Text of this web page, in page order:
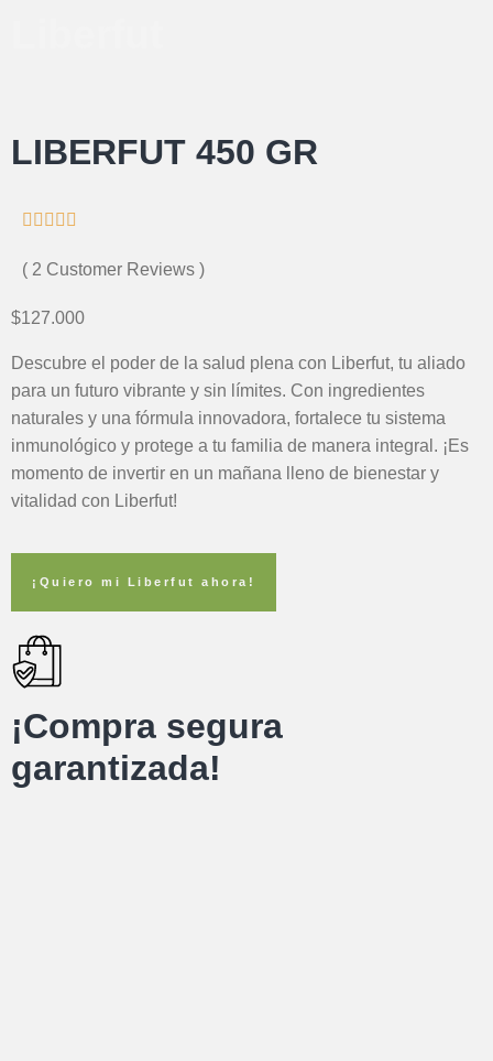
LIBERFUT 450 GR
    
( 2 Customer Reviews )
$127.000
Descubre el poder de la salud plena con Liberfut, tu aliado
para un futuro vibrante y sin límites. Con ingredientes
naturales y una fórmula innovadora, fortalece tu sistema
inmunológico y protege a tu familia de manera integral. ¡Es
momento de invertir en un mañana lleno de bienestar y
vitalidad con Liberfut!
¡Quiero mi Liberfut ahora!
¡Compra segura
garantizada!